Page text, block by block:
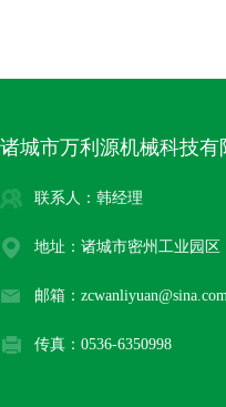
诸城市万利源机械科技有
联系人：韩经理
地址：诸城市密州工业园区
邮箱：
传真：0536-6350998